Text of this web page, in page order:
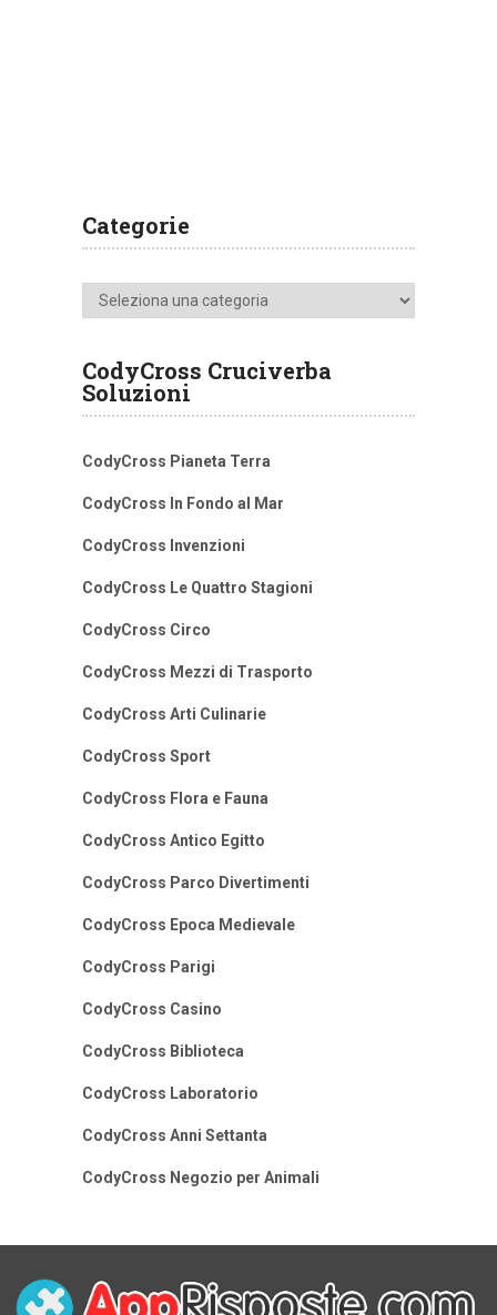
Categorie
Categorie
CodyCross Cruciverba
Soluzioni
CodyCross Pianeta Terra
CodyCross In Fondo al Mar
CodyCross Invenzioni
CodyCross Le Quattro Stagioni
CodyCross Circo
CodyCross Mezzi di Trasporto
CodyCross Arti Culinarie
CodyCross Sport
CodyCross Flora e Fauna
CodyCross Antico Egitto
CodyCross Parco Divertimenti
CodyCross Epoca Medievale
CodyCross Parigi
CodyCross Casino
CodyCross Biblioteca
CodyCross Laboratorio
CodyCross Anni Settanta
CodyCross Negozio per Animali